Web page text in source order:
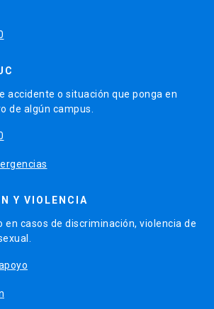
accidente o situación que ponga en
de algún campus.
Y VIOLENCIA
en casos de discriminación, violencia de